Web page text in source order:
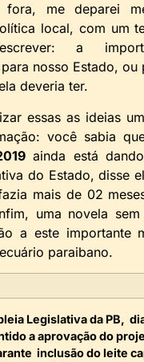
me deparei
local, com um
a
nosso Estado, ou
deveria ter.
essas as ideias
você sabia
ainda está
do Estado, disse
mais de 02
uma novela
a este importante
paraibano.
Legislativa da PB,
a aprovação do
inclusão do leite